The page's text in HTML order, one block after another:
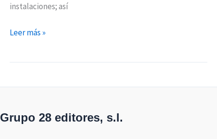
instalaciones; así
Leer más »
Grupo 28 editores, s.l.